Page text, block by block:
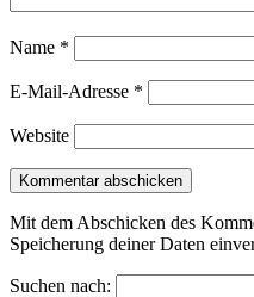
Name *
E-Mail-Adresse *
Website
Mit dem Abschicken des
Speicherung deiner Daten
Suchen nach: